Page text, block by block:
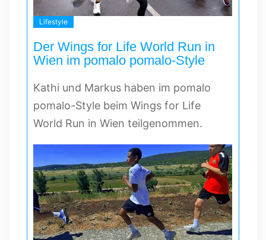
Lifestyle
Der Wings for Life World Run in
Wien im pomalo pomalo-Style
Kathi und Markus haben im pomalo
pomalo-Style beim Wings for Life
World Run in Wien teilgenommen.